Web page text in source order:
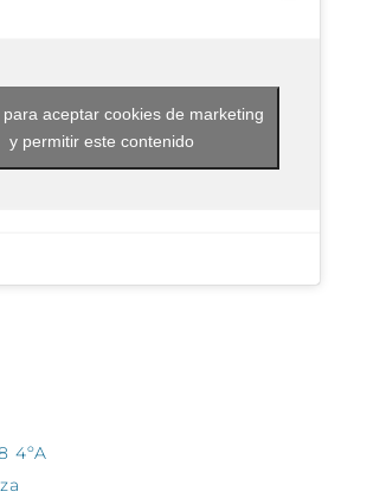
para aceptar cookies de marketing
y permitir este contenido
4ºA